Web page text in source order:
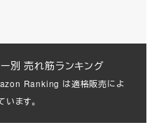
ー別 売れ筋ランキング
Ranking は適格販売によ
います。